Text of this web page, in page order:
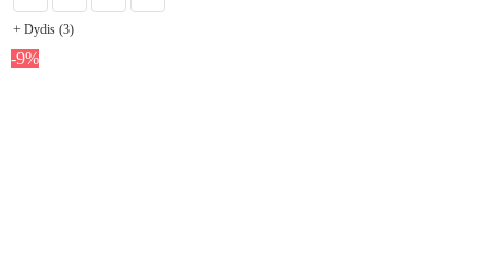
+ Dydis (3)
-9%